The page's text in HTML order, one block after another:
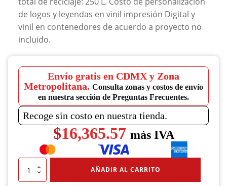
de logos y leyendas en vinil impresión Digital y
vinil en contenedores de acuerdo a proyecto no
incluido.
Envío gratis en CDMX y Zona
Metropolitana. Consulta zonas y costos de envío
en nuestra sección de Preguntas Frecuentes.
Recoge sin costo en nuestra tienda.
$16,365.57 más IVA
Estación
AÑADIR AL CARRITO